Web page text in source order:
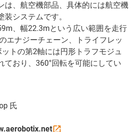
は、航空機部品、具体的には航空機
システムです。
、幅22.3mという広い範囲を走行
エナジーチェーン、トライフレッ
トの第2軸には円形トラフモジュ
ており、360°回転を可能にしてい
氏